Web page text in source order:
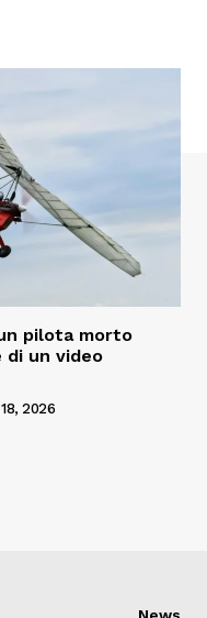
pilota morto
di un video
2026
News